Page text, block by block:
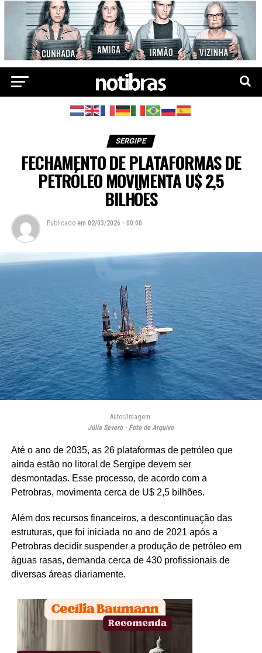
SERGIPE
FECHAMENTO DE PLATAFORMAS DE
PETRÓLEO MOVIMENTA U$ 2,5
BILHÕES
Publicado em 02/03/2026 - 00:00
Autor/Imagem:
Júlia Severo - Foto de Arquivo
Até o ano de 2035, as 26 plataformas de petróleo que
ainda estão no litoral de Sergipe devem ser
desmontadas. Esse processo, de acordo com a
Petrobras, movimenta cerca de U$ 2,5 bilhões.
Além dos recursos financeiros, a descontinuação das
estruturas, que foi iniciada no ano de 2021 após a
Petrobras decidir suspender a produção de petróleo em
águas rasas, demanda cerca de 430 profissionais de
diversas áreas diariamente.